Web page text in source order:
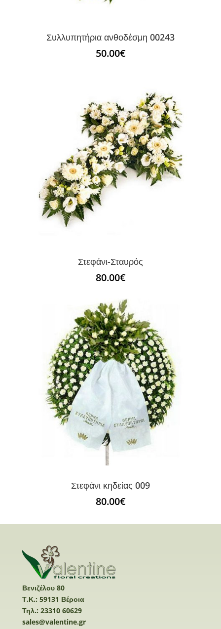
Συλλυπητήρια ανθοδέσμη 00243
50.00€
Στεφάνι-Σταυρός
80.00€
Στεφάνι κηδείας 009
80.00€
Βενιζέλου 80
Τ.Κ.: 59131 Βέροια
Τηλ.: 23310 60629
sales@valentine.gr